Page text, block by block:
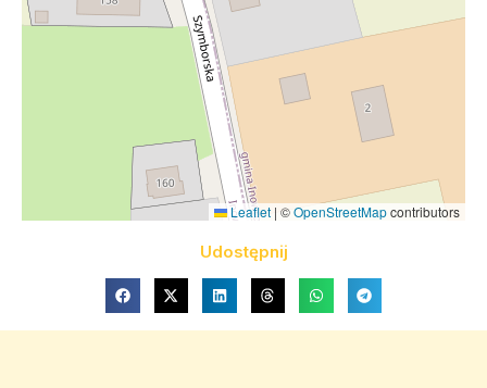
Leaflet | ©OpenStreetMapcontributors
Udostępnij